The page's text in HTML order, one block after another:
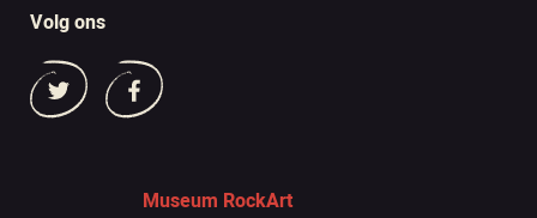
Volg ons
Museum RockArt